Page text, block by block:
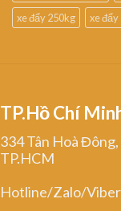
xe đẩy 250kg
xe đẩy
TP.Hồ Chí
334 Tân Hoà
TP.HCM
Hotline/Zalo/